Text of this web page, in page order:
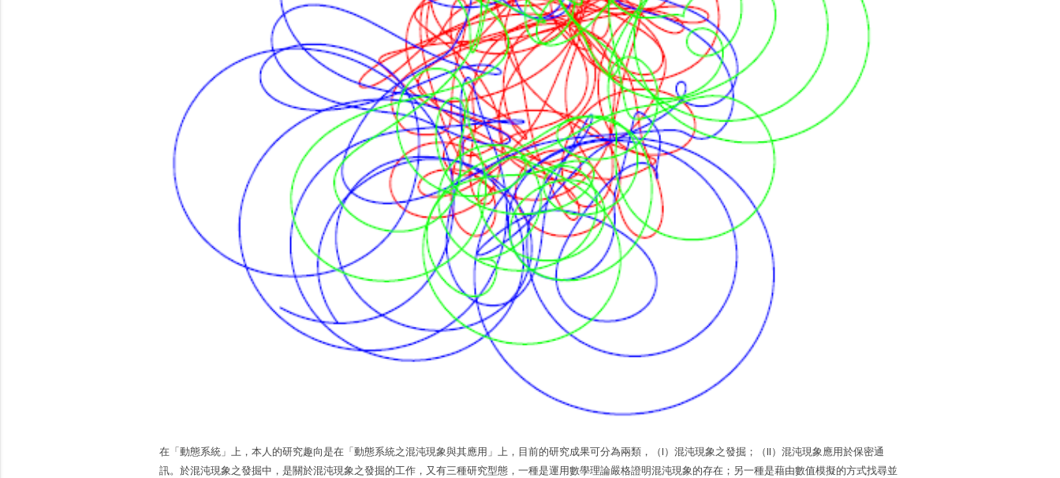
在「動態系統」上，本人的研究趣向是在「動態系統之混沌現象與其應用」上，目前的研究成果可分為兩類，（I）混沌現象之發掘；（II）混沌現象應用於保密通
訊。於混沌現象之發掘中，是關於混沌現象之發掘的工作，又有三種研究型態，一種是運用數學理論嚴格證明混沌現象的存在；另一種是藉由數值模擬的方式找尋並